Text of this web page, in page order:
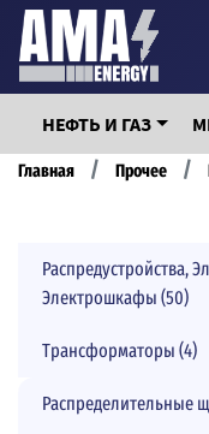
Перейти
основному
содержанию
НЕФТЬ И ГАЗ
Строка
Главная Прочее
Распредустройства, Электрощиты,
Электрошкафы (50)
Трансформаторы (4)
Распределительные